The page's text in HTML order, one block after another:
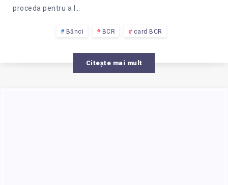
proceda pentru a l…
Bănci BCR card BCR
Citește mai mult